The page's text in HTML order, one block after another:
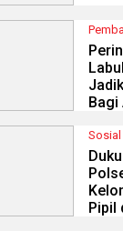
Bagi
Sosial
Pipil